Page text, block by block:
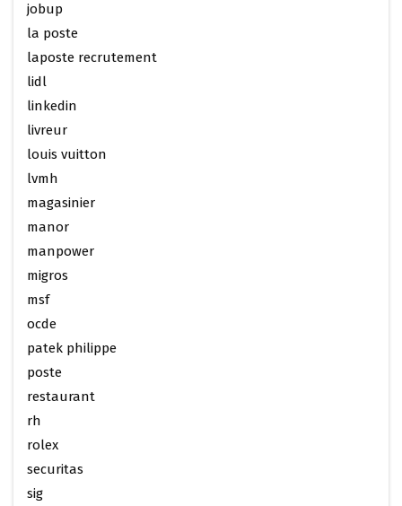
jobup
la poste
laposte recrutement
lidl
linkedin
livreur
louis vuitton
lvmh
magasinier
manor
manpower
migros
msf
ocde
patek philippe
poste
restaurant
rh
rolex
securitas
sig